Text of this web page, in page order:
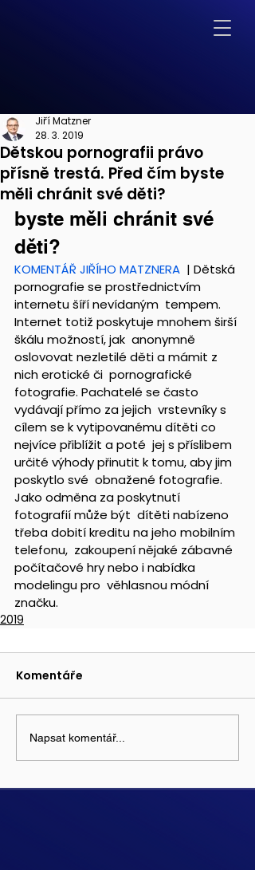
Dětskou pornografii právo
přísně trestá. Před čím byste
měli chránit své děti?
Jiří Matzner
28. 3. 2019
byste měli chránit své
děti?
KOMENTÁŘ JIŘÍHO MATZNERA
  | Dětská
pornografie se prostřednictvím
internetu šíří nevídaným  tempem.
Internet totiž poskytuje mnohem širší
škálu možností, jak  anonymně
oslovovat nezletilé děti a mámit z
nich erotické či  pornografické
fotografie. Pachatelé se často
vydávají přímo za jejich  vrstevníky s
cílem se k vytipovanému dítěti co
nejvíce přiblížit a poté  jej s příslibem
určité výhody přinutit k tomu, aby jim
poskytlo své  obnažené fotografie.
Jako odměna za poskytnutí
fotografií může být  dítěti nabízeno
třeba dobití kreditu na jeho mobilním
telefonu,  zakoupení nějaké zábavné
počítačové hry nebo i nabídka
modelingu pro  věhlasnou módní
značku.
2019
Komentáře
Napsat komentář...